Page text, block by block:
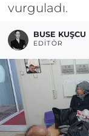
vurguladı.
BUSE KUŞCU
EDITÖR